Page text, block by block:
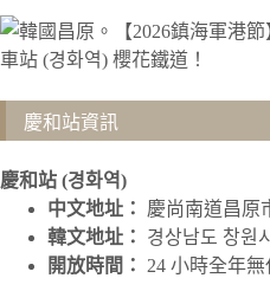
慶和站資訊
慶和站 (경화역)
中文地址：
慶尚南道昌原
韓文地址：
경상남도 창원
開放時間：
24 小時全年